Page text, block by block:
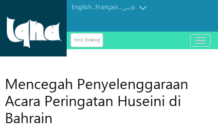
English. Français.فارسی
Versi Desktop
باز
و
Mencegah Penyelenggaraan
Acara Peringatan Huseini di
Bahrain